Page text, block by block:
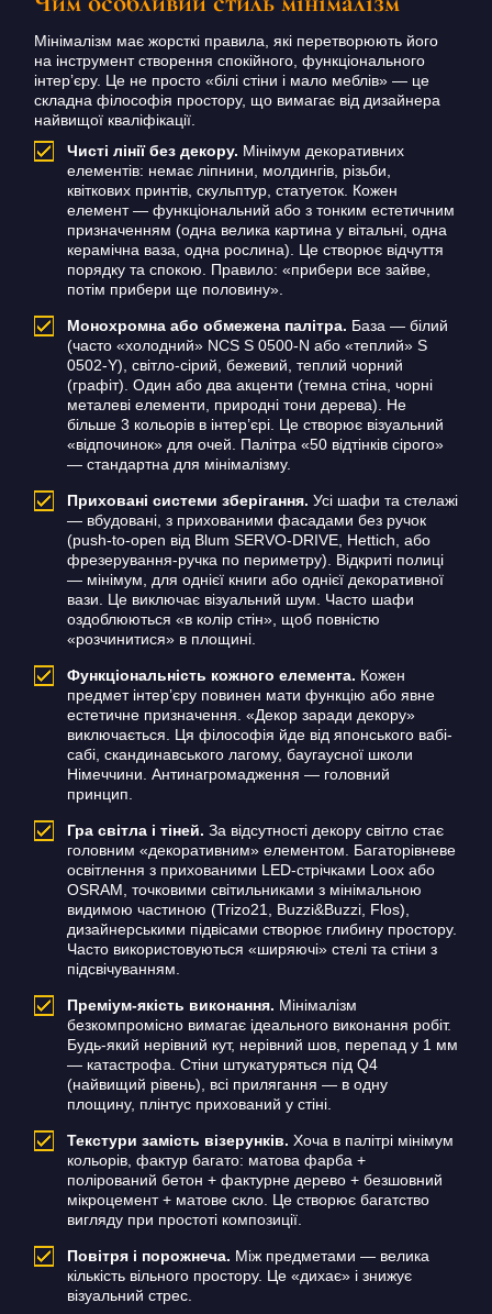
Мінімалізм має жорсткі правила, які перетворюють його
на інструмент створення спокійного, функціонального
інтер’єру. Це не просто «білі стіни і мало меблів» — це
складна філософія простору, що вимагає від дизайнера
найвищої кваліфікації.
Чисті лінії без декору. Мінімум декоративних
елементів: немає ліпнини, молдингів, різьби,
квіткових принтів, скульптур, статуеток. Кожен
елемент — функціональний або з тонким естетичним
призначенням (одна велика картина у вітальні, одна
керамічна ваза, одна рослина). Це створює відчуття
порядку та спокою. Правило: «прибери все зайве,
потім прибери ще половину».
Монохромна або обмежена палітра. База — білий
(часто «холодний» NCS S 0500-N або «теплий» S
0502-Y), світло-сірий, бежевий, теплий чорний
(графіт). Один або два акценти (темна стіна, чорні
металеві елементи, природні тони дерева). Не
більше 3 кольорів в інтер’єрі. Це створює візуальний
«відпочинок» для очей. Палітра «50 відтінків сірого»
— стандартна для мінімалізму.
Приховані системи зберігання. Усі шафи та стелажі
— вбудовані, з прихованими фасадами без ручок
(push-to-open від Blum SERVO-DRIVE, Hettich, або
фрезерування-ручка по периметру). Відкриті полиці
— мінімум, для однієї книги або однієї декоративної
вази. Це виключає візуальний шум. Часто шафи
оздоблюються «в колір стін», щоб повністю
«розчинитися» в площині.
Функціональність кожного елемента. Кожен
предмет інтер’єру повинен мати функцію або явне
естетичне призначення. «Декор заради декору»
виключається. Ця філософія йде від японського вабі-
сабі, скандинавського лагому, баугаусної школи
Німеччини. Антинагромадження — головний
принцип.
Гра світла і тіней. За відсутності декору світло стає
головним «декоративним» елементом. Багаторівневе
освітлення з прихованими LED-стрічками Loox або
OSRAM, точковими світильниками з мінімальною
видимою частиною (Trizo21, Buzzi&Buzzi, Flos),
дизайнерськими підвісами створює глибину простору.
Часто використовуються «ширяючі» стелі та стіни з
підсвічуванням.
Преміум-якість виконання. Мінімалізм
безкомпромісно вимагає ідеального виконання робіт.
Будь-який нерівний кут, нерівний шов, перепад у 1 мм
— катастрофа. Стіни штукатуряться під Q4
(найвищий рівень), всі прилягання — в одну
площину, плінтус прихований у стіні.
Текстури замість візерунків. Хоча в палітрі мінімум
кольорів, фактур багато: матова фарба +
полірований бетон + фактурне дерево + безшовний
мікроцемент + матове скло. Це створює багатство
вигляду при простоті композиції.
Повітря і порожнеча. Між предметами — велика
кількість вільного простору. Це «дихає» і знижує
візуальний стрес.